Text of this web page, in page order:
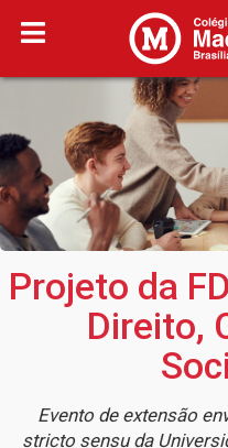
Projeto da
Direito,
Evento de extensão
stricto sensu da